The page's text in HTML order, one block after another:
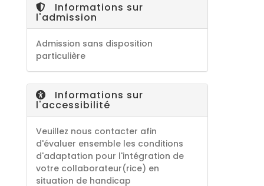
Informations sur
l'admission
Admission sans disposition
particulière
Informations sur
l'accessibilité
Veuillez nous contacter afin
d'évaluer ensemble les conditions
d'adaptation pour l'intégration de
votre collaborateur(rice) en
situation de handicap